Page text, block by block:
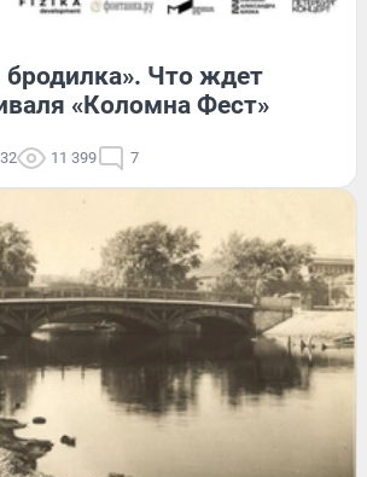
Что ждет
«Коломна Фест»
11 399 7